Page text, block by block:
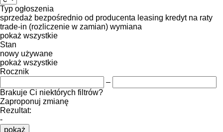
Typ ogłoszenia
sprzedaż bezpośrednio od producenta leasing kredyt na raty
trade-in (rozliczenie w zamian) wymiana
pokaż wszystkie
Stan
nowy używane
pokaż wszystkie
Rocznik
–
Brakuje Ci niektórych filtrów?
Zaproponuj zmianę
Rezultat:
-
pokaż